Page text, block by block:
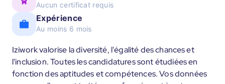
Aucun certificat requis
Expérience
Au moins 6 mois
Iziwork valorise la diversité, l'égalité des chances et
l'inclusion. Toutes les candidatures sont étudiées en
fonction des aptitudes et compétences. Vos données